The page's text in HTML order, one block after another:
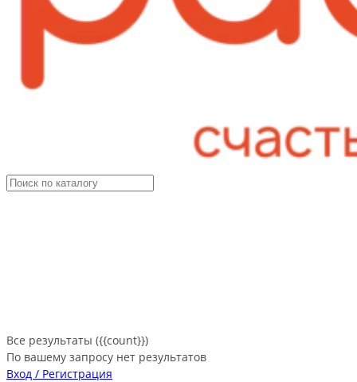
Все результаты ({{count}})
По вашему запросу нет результатов
Вход / Регистрация